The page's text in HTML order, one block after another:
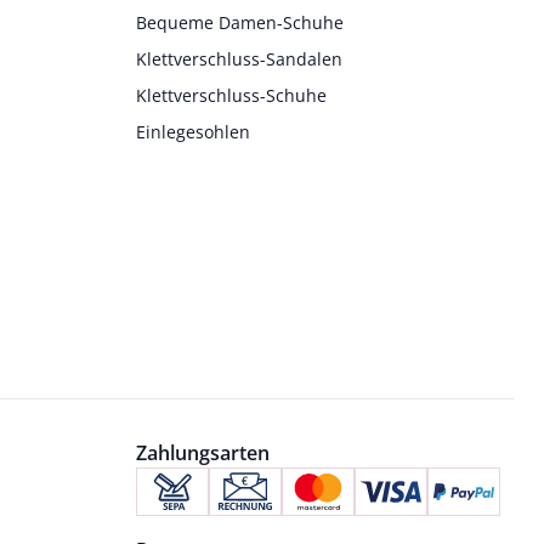
Bequeme Damen-Schuhe
Klettverschluss-Sandalen
Klettverschluss-Schuhe
Einlegesohlen
Zahlungsarten